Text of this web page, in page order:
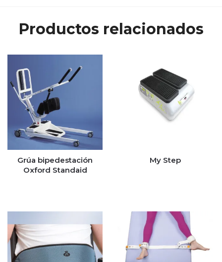
Productos relacionados
Grúa bipedestación
Oxford Standaid
My Step